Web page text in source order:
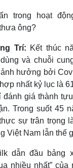
trong hoạt
ông?
Trí: Kết thúc
và chuỗi
hưởng bởi
nhất kỷ lục là
đánh giá thành
Trong suốt 45
sự trân trọng
Việt Nam lẫn thế
dẫn đầu bảng
nhiều nhất” của